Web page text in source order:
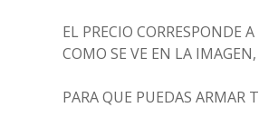
EL PRECIO CORRESPONDE
COMO SE VE EN LA
PARA QUE PUEDAS ARMAR